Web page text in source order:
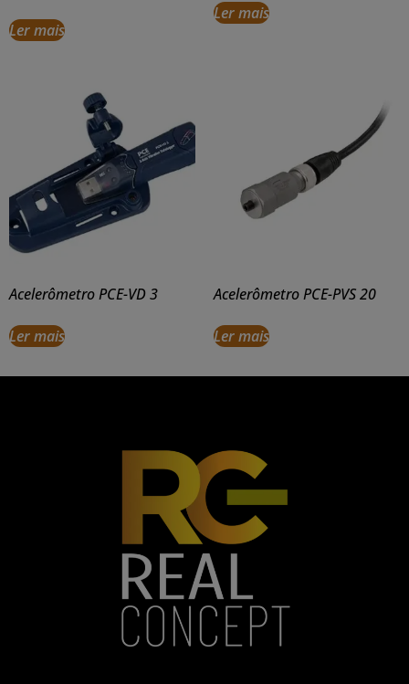
Ler mais
Ler mais
Acelerômetro PCE-VD 3
Ler mais
Acelerômetro PCE-PVS 20
Ler mais